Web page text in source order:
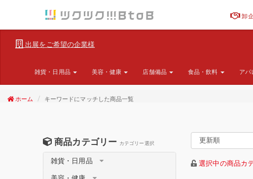
卸
出展をご希望の企業様
雑貨・日用品 美容・健康 店舗備品 食品・飲料 アパ
ホーム キーワードにマッチした商品一覧
商品カテゴリー カテゴリー選択
雑貨・日用品 選択中の商品カ